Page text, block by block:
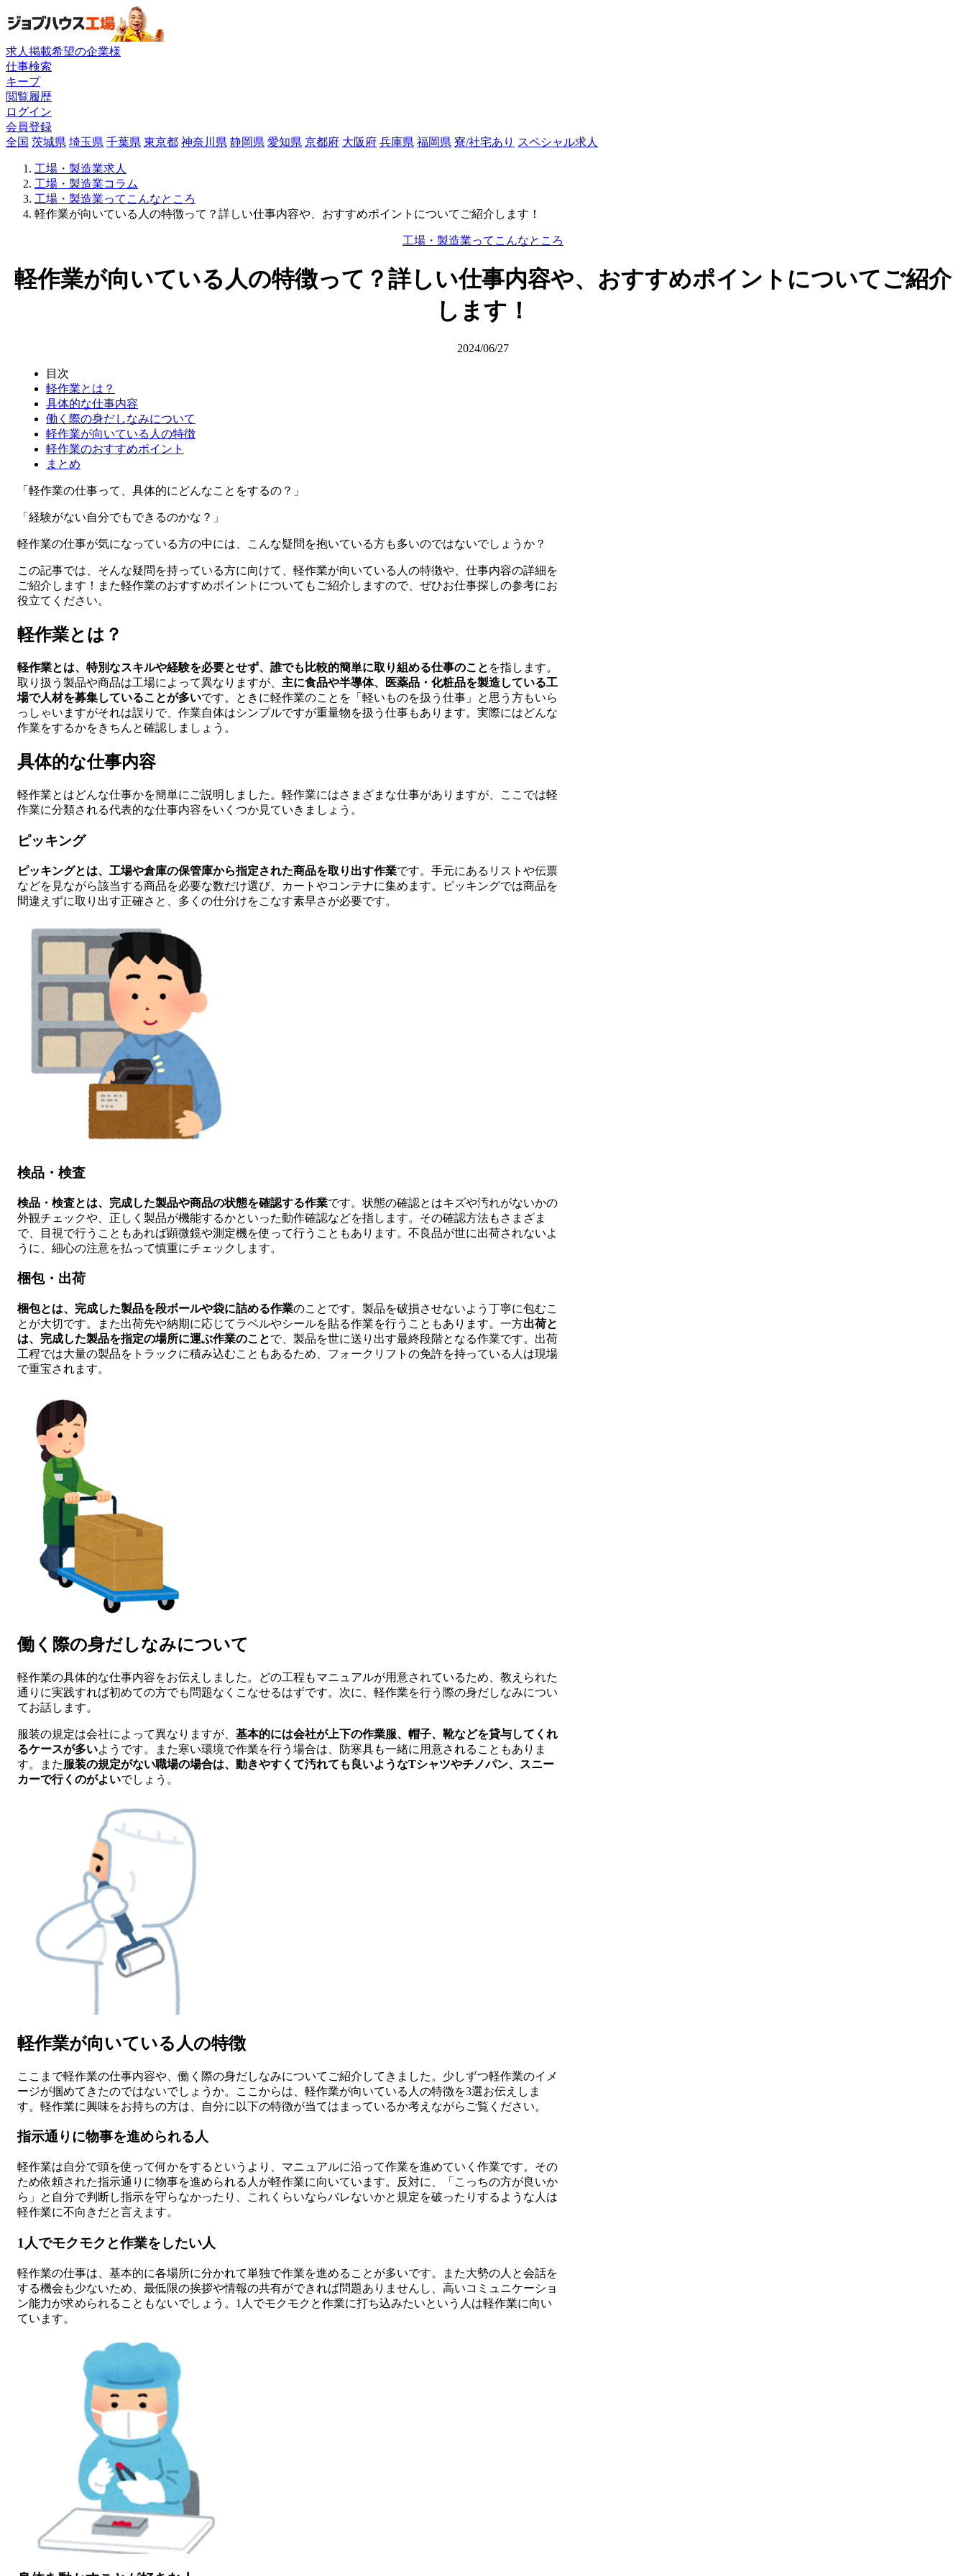
求人掲載希望の企業様
仕事検索
キープ
閲覧履歴
ログイン
会員登録
全国 茨城県 埼玉県 千葉県 東京都 神奈川県 静岡県 愛知県 京都府 大阪府 兵庫県 福岡県 寮/社宅あり スペシャル求人
工場・製造業求人
工場・製造業コラム
工場・製造業ってこんなところ
軽作業が向いている人の特徴って？詳しい仕事内容や、おすすめポイントについてご紹介します！
工場・製造業ってこんなところ
軽作業が向いている人の特徴って？詳しい仕事内容や、おすすめポイントについてご紹介
します！
2024/06/27
目次
軽作業とは？
具体的な仕事内容
働く際の身だしなみについて
軽作業が向いている人の特徴
軽作業のおすすめポイント
まとめ
「軽作業の仕事って、具体的にどんなことをするの？」
「経験がない自分でもできるのかな？」
軽作業の仕事が気になっている方の中には、こんな疑問を抱いている方も多いのではないでしょうか？
この記事では、そんな疑問を持っている方に向けて、軽作業が向いている人の特徴や、仕事内容の詳細を
ご紹介します！また軽作業のおすすめポイントについてもご紹介しますので、ぜひお仕事探しの参考にお
役立てください。
軽作業とは？
軽作業とは、特別なスキルや経験を必要とせず、誰でも比較的簡単に取り組める仕事のこと を指します。
取り扱う製品や商品は工場によって異なりますが、 主に食品や半導体、医薬品・化粧品を製造している工
場で人材を募集していることが多いです。ときに軽作業のことを「軽いものを扱う仕事」と思う方もいら
っしゃいますがそれは誤りで、作業自体はシンプルですが重量物を扱う仕事もあります。実際にはどんな
作業をするかをきちんと確認しましょう。
具体的な仕事内容
軽作業とはどんな仕事かを簡単にご説明しました。軽作業にはさまざまな仕事がありますが、ここでは軽
作業に分類される代表的な仕事内容をいくつか見ていきましょう。
ピッキング
ピッキングとは、工場や倉庫の保管庫から指定された商品を取り出す作業です。手元にあるリストや伝票
などを見ながら該当する商品を必要な数だけ選び、カートやコンテナに集めます。ピッキングでは商品を
間違えずに取り出す正確さと、多くの仕分けをこなす素早さが必要です。
検品・検査
検品・検査とは、完成した製品や商品の状態を確認する作業です。状態の確認とはキズや汚れがないかの
外観チェックや、正しく製品が機能するかといった動作確認などを指します。その確認方法もさまざま
で、目視で行うこともあれば顕微鏡や測定機を使って行うこともあります。不良品が世に出荷されないよ
うに、細心の注意を払って慎重にチェックします。
梱包・出荷
梱包とは、完成した製品を段ボールや袋に詰める作業のことです。製品を破損させないよう丁寧に包むこ
とが大切です。また出荷先や納期に応じてラベルやシールを貼る作業を行うこともあります。一方出荷と
は、完成した製品を指定の場所に運ぶ作業のことで、製品を世に送り出す最終段階となる作業です。出荷
工程では大量の製品をトラックに積み込むこともあるため、フォークリフトの免許を持っている人は現場
で重宝されます。
働く際の身だしなみについて
軽作業の具体的な仕事内容をお伝えしました。どの工程もマニュアルが用意されているため、教えられた
通りに実践すれば初めての方でも問題なくこなせるはずです。次に、軽作業を行う際の身だしなみについ
てお話します。
服装の規定は会社によって異なりますが、 基本的には会社が上下の作業服、帽子、靴などを貸与してくれ
るケースが多いようです。また寒い環境で作業を行う場合は、防寒具も一緒に用意されることもありま
す。また服装の規定がない職場の場合は、動きやすくて汚れても良いようなTシャツやチノパン、スニー
カーで行くのがよいでしょう。
軽作業が向いている人の特徴
ここまで軽作業の仕事内容や、働く際の身だしなみについてご紹介してきました。少しずつ軽作業のイメ
ージが掴めてきたのではないでしょうか。ここからは、軽作業が向いている人の特徴を3選お伝えしま
す。軽作業に興味をお持ちの方は、自分に以下の特徴が当てはまっているか考えながらご覧ください。
指示通りに物事を進められる人
軽作業は自分で頭を使って何かをするというより、マニュアルに沿って作業を進めていく作業です。その
ため依頼された指示通りに物事を進められる人が軽作業に向いています。反対に、「こっちの方が良いか
ら」と自分で判断し指示を守らなかったり、これくらいならバレないかと規定を破ったりするような人は
軽作業に不向きだと言えます。
1人でモクモクと作業をしたい人
軽作業の仕事は、基本的に各場所に分かれて単独で作業を進めることが多いです。また大勢の人と会話を
する機会も少ないため、最低限の挨拶や情報の共有ができれば問題ありませんし、高いコミュニケーショ
ン能力が求められることもないでしょう。1人でモクモクと作業に打ち込みたいという人は軽作業に向い
ています。